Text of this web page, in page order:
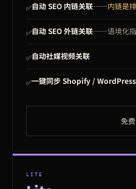
✅自动 SEO 内链关联——内链是
✅自动 SEO 外链关联——语境化指
✅自动社媒视频关联
✅一键同步 Shopify /
免
LITE